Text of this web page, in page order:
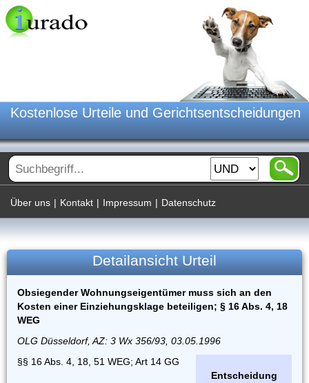
Kostenlose Urteile und Gerichtsentscheidungen
Über uns | Kontakt | Impressum | Datenschutz
Detailansicht Urteil
Obsiegender Wohnungseigentümer muss sich an den
Kosten einer Einziehungsklage beteiligen; § 16 Abs. 4, 18
WEG
OLG Düsseldorf, AZ: 3 Wx 356/93, 03.05.1996
Entscheidung
§§ 16 Abs. 4, 18, 51 WEG; Art 14 GG